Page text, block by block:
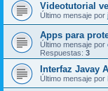
Videotutorial
Último mensaje por
Apps para
Último mensaje por
Respuestas: 3
Interfaz Javay
Último mensaje por